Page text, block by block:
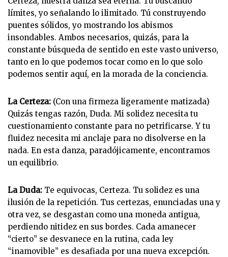
límites, yo señalando lo ilimitado. Tú construyendo
puentes sólidos, yo mostrando los abismos
insondables. Ambos necesarios, quizás, para la
constante búsqueda de sentido en este vasto universo,
tanto en lo que podemos tocar como en lo que solo
podemos sentir aquí, en la morada de la conciencia.
La Certeza: (Con una firmeza ligeramente matizada)
Quizás tengas razón, Duda. Mi solidez necesita tu
cuestionamiento constante para no petrificarse. Y tu
fluidez necesita mi anclaje para no disolverse en la
nada. En esta danza, paradójicamente, encontramos
un equilibrio.
La Duda: Te equivocas, Certeza. Tu solidez es una
ilusión de la repetición. Tus certezas, enunciadas una y
otra vez, se desgastan como una moneda antigua,
perdiendo nitidez en sus bordes. Cada amanecer
“cierto” se desvanece en la rutina, cada ley
“inamovible” es desafiada por una nueva excepción.